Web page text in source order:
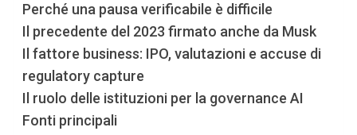
Perché una pausa verificabile è difficile
Il precedente del 2023 firmato anche da Musk
Il fattore business: IPO, valutazioni e accuse di
regulatory capture
Il ruolo delle istituzioni per la governance AI
Fonti principali